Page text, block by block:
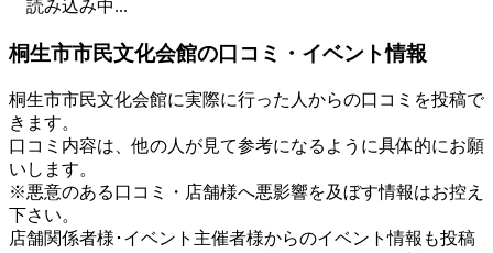
読み込み中...
桐生市市民文化会館の口コミ・イベント情報
桐生市市民文化会館に実際に行った人からの口コミを投稿で
きます。
口コミ内容は、他の人が見て参考になるように具体的にお願
いします。
※悪意のある口コミ・店舗様へ悪影響を及ぼす情報はお控え
下さい。
店舗関係者様･イベント主催者様からのイベント情報も投稿